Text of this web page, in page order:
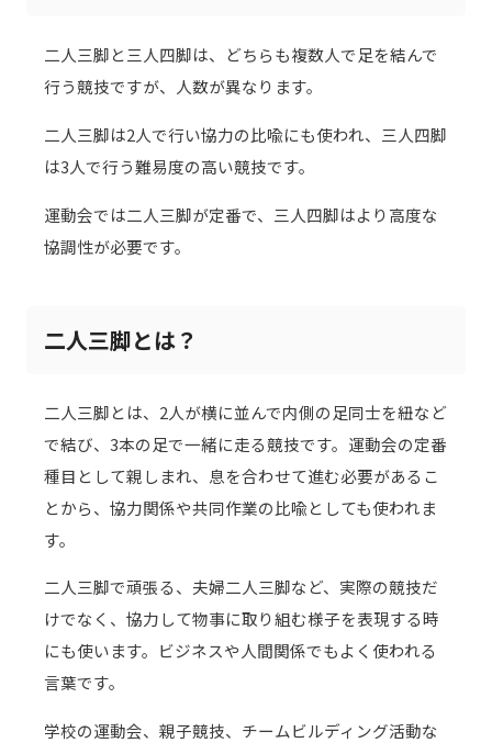
二人三脚と三人四脚は、どちらも複数人で足を結んで
行う競技ですが、人数が異なります。
二人三脚は2人で行い協力の比喩にも使われ、三人四脚
は3人で行う難易度の高い競技です。
運動会では二人三脚が定番で、三人四脚はより高度な
協調性が必要です。
二人三脚とは？
二人三脚とは、2人が横に並んで内側の足同士を紐など
で結び、3本の足で一緒に走る競技です。運動会の定番
種目として親しまれ、息を合わせて進む必要があるこ
とから、協力関係や共同作業の比喩としても使われま
す。
二人三脚で頑張る、夫婦二人三脚など、実際の競技だ
けでなく、協力して物事に取り組む様子を表現する時
にも使います。ビジネスや人間関係でもよく使われる
言葉です。
学校の運動会、親子競技、チームビルディング活動な